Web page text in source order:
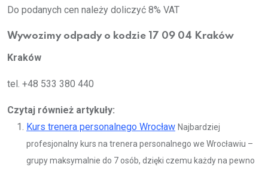
Do podanych cen należy doliczyć 8% VAT
Wywozimy odpady o kodzie 17 09 04 Kraków
Kraków
tel. +48 533 380 440
Czytaj również artykuły:
Kurs trenera personalnego Wrocław Najbardziej
profesjonalny kurs na trenera personalnego we Wrocławiu –
grupy maksymalnie do 7 osób, dzięki czemu każdy na pewno